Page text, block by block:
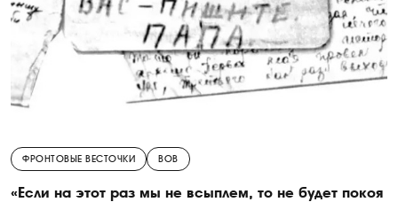
ФРОНТОВЫЕ ВЕСТОЧКИ ВОВ
«Если на этот раз мы не всыплем, то не будет покоя